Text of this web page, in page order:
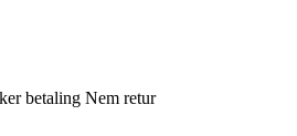
betaling Nem retur